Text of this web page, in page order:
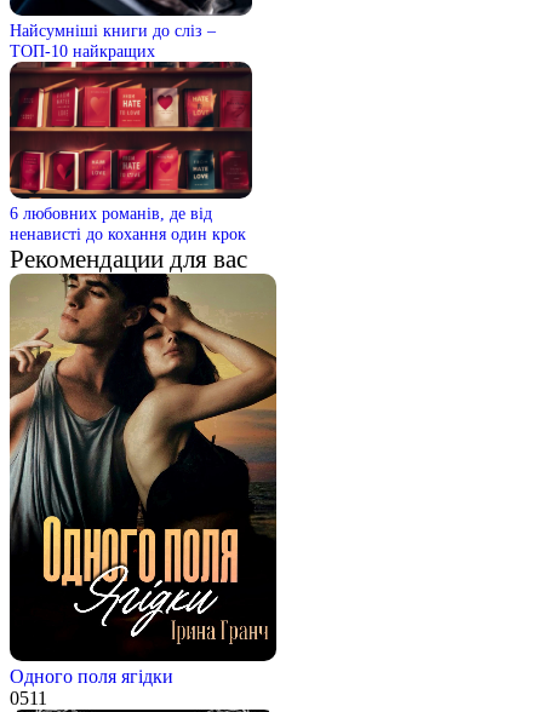
Найсумніші книги до сліз –
ТОП-10 найкращих
6 любовних романів, де від
ненависті до кохання один крок
Рекомендации для вас
Одного поля ягідки
0511